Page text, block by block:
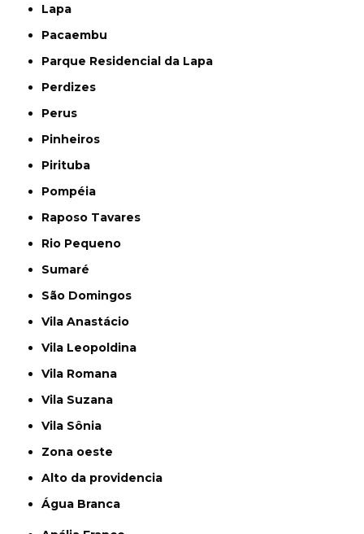
Lapa
Pacaembu
Parque Residencial da Lapa
Perdizes
Perus
Pinheiros
Pirituba
Pompéia
Raposo Tavares
Rio Pequeno
Sumaré
São Domingos
Vila Anastácio
Vila Leopoldina
Vila Romana
Vila Suzana
Vila Sônia
Zona oeste
alto da providencia
Água Branca